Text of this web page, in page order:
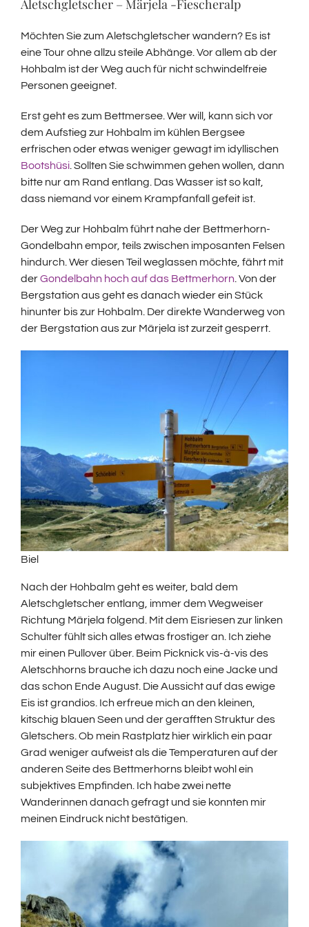
Aletschgletscher – Märjela -Fiescheralp
Möchten Sie zum Aletschgletscher wandern? Es ist
eine Tour ohne allzu steile Abhänge. Vor allem ab der
Hohbalm ist der Weg auch für nicht schwindelfreie
Personen geeignet.
Erst geht es zum Bettmersee. Wer will, kann sich vor
dem Aufstieg zur Hohbalm im kühlen Bergsee
erfrischen oder etwas weniger gewagt im idyllischen
Bootshüsi . Sollten Sie schwimmen gehen wollen, dann
bitte nur am Rand entlang. Das Wasser ist so kalt,
dass niemand vor einem Krampfanfall gefeit ist.
Der Weg zur Hohbalm führt nahe der Bettmerhorn-
Gondelbahn empor, teils zwischen imposanten Felsen
hindurch. Wer diesen Teil weglassen möchte, fährt mit
derGondelbahn hoch auf das Bettmerhorn . Von der
Bergstation aus geht es danach wieder ein Stück
hinunter bis zur Hohbalm. Der direkte Wanderweg von
der Bergstation aus zur Märjela ist zurzeit gesperrt.
Biel
Nach der Hohbalm geht es weiter, bald dem
Aletschgletscher entlang, immer dem Wegweiser
Richtung Märjela folgend. Mit dem Eisriesen zur linken
Schulter fühlt sich alles etwas frostiger an. Ich ziehe
mir einen Pullover über. Beim Picknick vis-à-vis des
Aletschhorns brauche ich dazu noch eine Jacke und
das schon Ende August. Die Aussicht auf das ewige
Eis ist grandios. Ich erfreue mich an den kleinen,
kitschig blauen Seen und der gerafften Struktur des
Gletschers. Ob mein Rastplatz hier wirklich ein paar
Grad weniger aufweist als die Temperaturen auf der
anderen Seite des Bettmerhorns bleibt wohl ein
subjektives Empfinden. Ich habe zwei nette
Wanderinnen danach gefragt und sie konnten mir
meinen Eindruck nicht bestätigen.